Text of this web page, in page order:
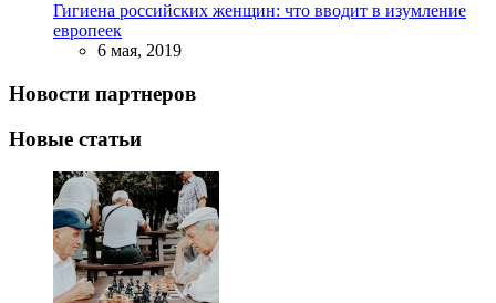
Гигиена российских женщин: что вводит в изумление
европеек
6 мая, 2019
Новости партнеров
Новые статьи